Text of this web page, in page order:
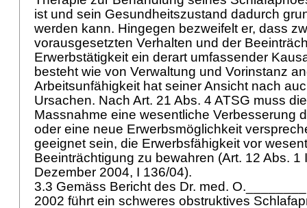
ist und sein Gesundheitszustand dadurch
werden kann. Hingegen bezweifelt er, dass
vorausgesetzten Verhalten und der
Erwerbstätigkeit ein derart umfassender
besteht wie von Verwaltung und Vorinstanz
Arbeitsunfähigkeit hat seiner Ansicht nach
Ursachen. Nach Art. 21 Abs. 4 ATSG muss
Massnahme eine wesentliche Verbesserung
oder eine neue Erwerbsmöglichkeit
geeignet sein, die Erwerbsfähigkeit vor
Beeinträchtigung zu bewahren (Art. 12 Abs. 1
Dezember 2004, I 136/04).
3.3 Gemäss Bericht des Dr. med.
2002 führt ein schweres obstruktives